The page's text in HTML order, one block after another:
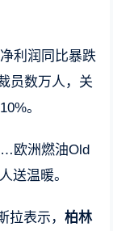
利润同比暴跌
员数万人，关
。
欧洲燃油Old
送温暖。
拉表示，柏林